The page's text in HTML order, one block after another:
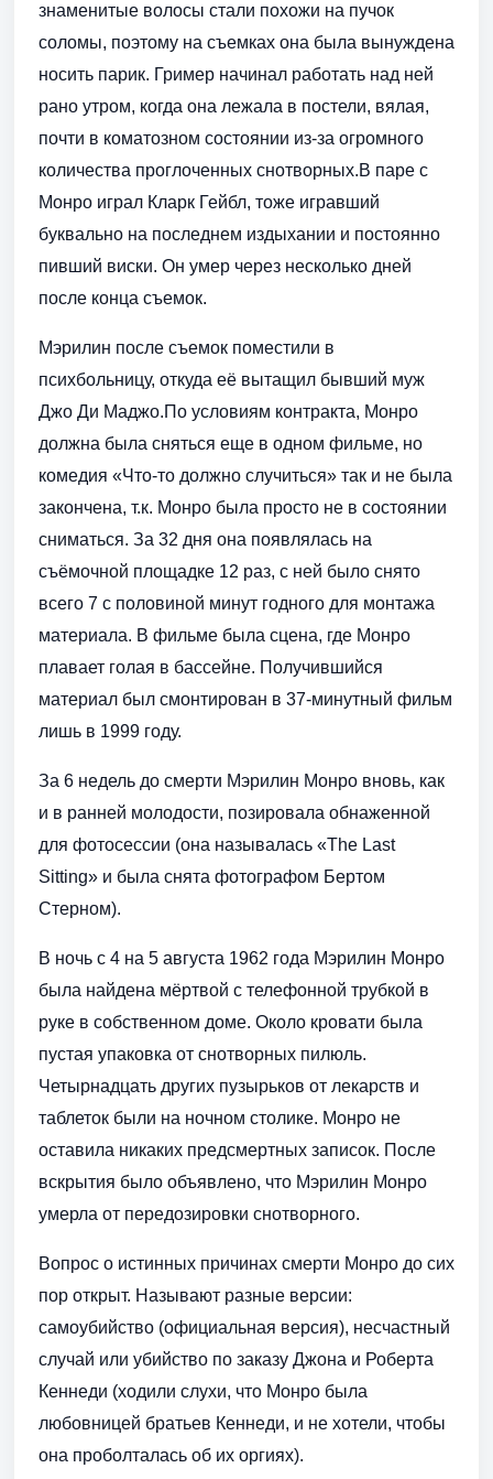
знаменитые волосы стали похожи на пучок
соломы, поэтому на съемках она была вынуждена
носить парик. Гример начинал работать над ней
рано утром, когда она лежала в постели, вялая,
почти в коматозном состоянии из-за огромного
количества проглоченных снотворных.В паре с
Монро играл Кларк Гейбл, тоже игравший
буквально на последнем издыхании и постоянно
пивший виски. Он умер через несколько дней
после конца съемок.
Мэрилин после съемок поместили в
психбольницу, откуда её вытащил бывший муж
Джо Ди Маджо.По условиям контракта, Монро
должна была сняться еще в одном фильме, но
комедия «Что-то должно случиться» так и не была
закончена, т.к. Монро была просто не в состоянии
сниматься. За 32 дня она появлялась на
съёмочной площадке 12 раз, с ней было снято
всего 7 с половиной минут годного для монтажа
материала. В фильме была сцена, где Монро
плавает голая в бассейне. Получившийся
материал был смонтирован в 37-минутный фильм
лишь в 1999 году.
За 6 недель до смерти Мэрилин Монро вновь, как
и в ранней молодости, позировала обнаженной
для фотосессии (она называлась «The Last
Sitting» и была снята фотографом Бертом
Стерном).
В ночь с 4 на 5 августа 1962 года Мэрилин Монро
была найдена мёртвой с телефонной трубкой в
руке в собственном доме. Около кровати была
пустая упаковка от снотворных пилюль.
Четырнадцать других пузырьков от лекарств и
таблеток были на ночном столике. Монро не
оставила никаких предсмертных записок. После
вскрытия было объявлено, что Мэрилин Монро
умерла от передозировки снотворного.
Вопрос о истинных причинах смерти Монро до сих
пор открыт. Называют разные версии:
самоубийство (официальная версия), несчастный
случай или убийство по заказу Джона и Роберта
Кеннеди (ходили слухи, что Монро была
любовницей братьев Кеннеди, и не хотели, чтобы
она проболталась об их оргиях).